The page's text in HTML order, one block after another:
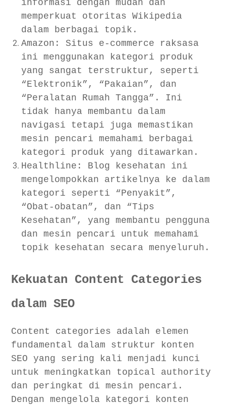
informasi dengan mudah dan
memperkuat otoritas Wikipedia
dalam berbagai topik.
Amazon: Situs e-commerce raksasa
ini menggunakan kategori produk
yang sangat terstruktur, seperti
“Elektronik”, “Pakaian”, dan
“Peralatan Rumah Tangga”. Ini
tidak hanya membantu dalam
navigasi tetapi juga memastikan
mesin pencari memahami berbagai
kategori produk yang ditawarkan.
Healthline: Blog kesehatan ini
mengelompokkan artikelnya ke dalam
kategori seperti “Penyakit”,
“Obat-obatan”, dan “Tips
Kesehatan”, yang membantu pengguna
dan mesin pencari untuk memahami
topik kesehatan secara menyeluruh.
Kekuatan Content Categories
dalam SEO
Content categories adalah elemen
fundamental dalam struktur konten
SEO yang sering kali menjadi kunci
untuk meningkatkan topical authority
dan peringkat di mesin pencari.
Dengan mengelola kategori konten